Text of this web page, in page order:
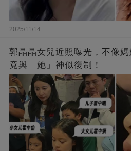
2025/11/14
郭晶晶女兒近照曝光，不像
竟與「她」神似復制！